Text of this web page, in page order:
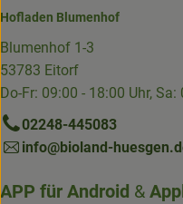
Hofladen Blumenhof
Blumenhof 1-3
53783 Eitorf
Do-Fr: 09:00 - 18:00 Uhr,
02248-445083
info@bioland-
APP für Android &